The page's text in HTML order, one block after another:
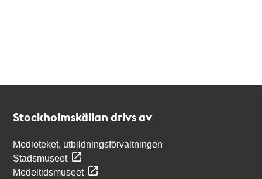
Stockholmskällan drivs av
Medioteket, utbildningsförvaltningen
Stadsmuseet
Medeltidsmuseet